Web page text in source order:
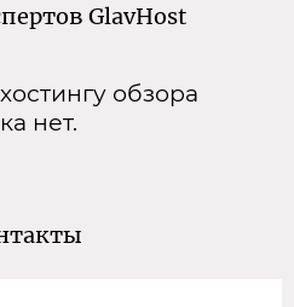
GlavHost
обзора
нет.